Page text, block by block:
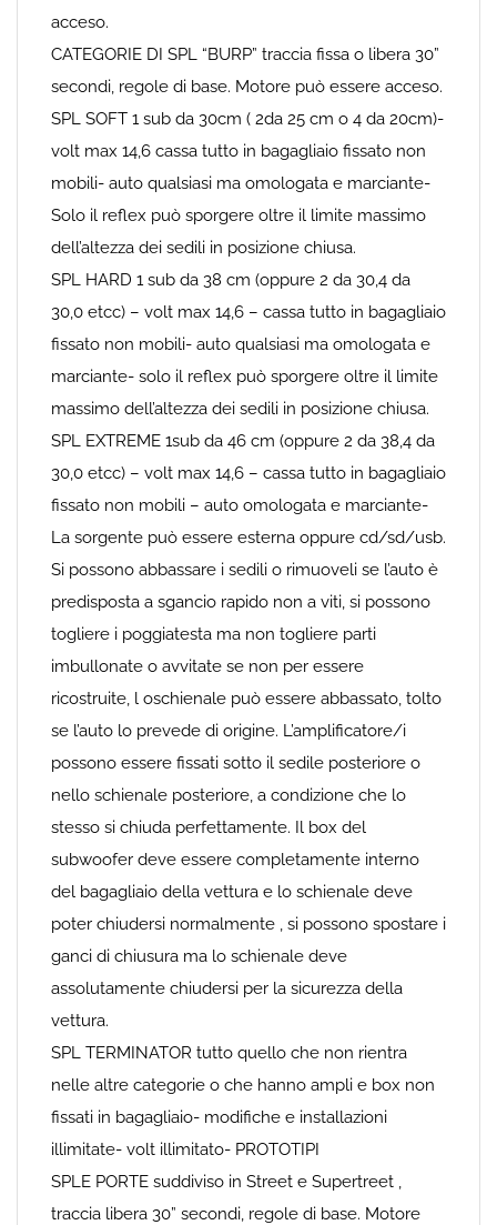
acceso.
CATEGORIE DI SPL “BURP” traccia fissa o libera 30”
secondi, regole di base. Motore può essere acceso.
SPL SOFT 1 sub da 30cm ( 2da 25 cm o 4 da 20cm)-
volt max 14,6 cassa tutto in bagagliaio fissato non
mobili- auto qualsiasi ma omologata e marciante-
Solo il reflex può sporgere oltre il limite massimo
dell’altezza dei sedili in posizione chiusa.
SPL HARD 1 sub da 38 cm (oppure 2 da 30,4 da
30,0 etcc) – volt max 14,6 – cassa tutto in bagagliaio
fissato non mobili- auto qualsiasi ma omologata e
marciante- solo il reflex può sporgere oltre il limite
massimo dell’altezza dei sedili in posizione chiusa.
SPL EXTREME 1sub da 46 cm (oppure 2 da 38,4 da
30,0 etcc) – volt max 14,6 – cassa tutto in bagagliaio
fissato non mobili – auto omologata e marciante-
La sorgente può essere esterna oppure cd/sd/usb.
Si possono abbassare i sedili o rimuoveli se l’auto è
predisposta a sgancio rapido non a viti, si possono
togliere i poggiatesta ma non togliere parti
imbullonate o avvitate se non per essere
ricostruite, l oschienale può essere abbassato, tolto
se l’auto lo prevede di origine. L’amplificatore/i
possono essere fissati sotto il sedile posteriore o
nello schienale posteriore, a condizione che lo
stesso si chiuda perfettamente. Il box del
subwoofer deve essere completamente interno
del bagagliaio della vettura e lo schienale deve
poter chiudersi normalmente , si possono spostare i
ganci di chiusura ma lo schienale deve
assolutamente chiudersi per la sicurezza della
vettura.
SPL TERMINATOR tutto quello che non rientra
nelle altre categorie o che hanno ampli e box non
fissati in bagagliaio- modifiche e installazioni
illimitate- volt illimitato- PROTOTIPI
SPLE PORTE suddiviso in Street e Supertreet ,
traccia libera 30” secondi, regole di base. Motore